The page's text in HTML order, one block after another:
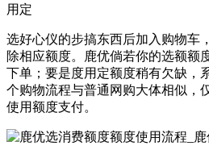
用定
选好心仪的步搞东西后加入购物车
除相应额度。鹿优倘若你的选额额
下单；要是度用定额度稍有欠缺，
个购物流程与普通网购大体相似，
使用额度支付。